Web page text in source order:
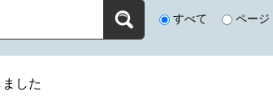
すべて ページ
した